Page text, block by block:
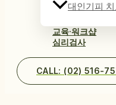
대인기피
교육·워크샵
심리검사
CALL: (02) 516-